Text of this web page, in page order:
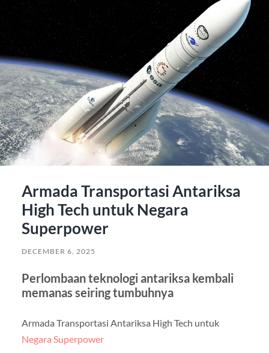
Armada Transportasi Antariksa
High Tech untuk Negara
Superpower
DECEMBER 6, 2025
Perlombaan teknologi antariksa kembali
memanas seiring tumbuhnya
Armada Transportasi Antariksa High Tech untuk
Negara Superpower